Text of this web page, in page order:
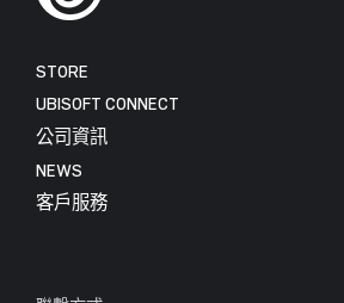
STORE
UBISOFT CONNECT
公司資訊
NEWS
客戶服務